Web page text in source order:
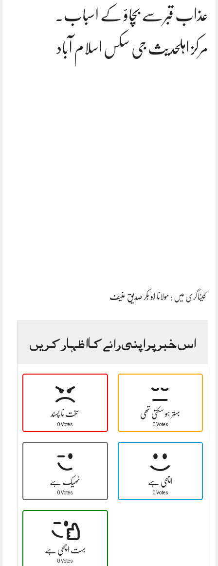
عذاب قبرسے بچاؤ کے اسباب.
مرکز اہلحدیث جی سکس اسلام آباد
کیٹاگری میں : مولانا ابو بکر صدیق حنیف
اس خبر پر اپنی رائے کا اظہار کریں
سخت نا پسند
0 Votes
بہتر ہو سکتی تھی
0 Votes
ٹھیک ہے
0 Votes
اچھی ہے
0 Votes
بہت اچھی ہے
0 Votes